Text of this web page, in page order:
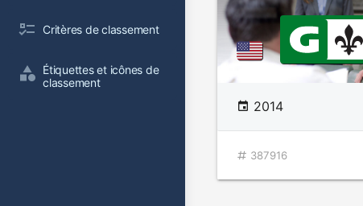
Critères de classement
Étiquettes et icônes de
classement
2014
387916